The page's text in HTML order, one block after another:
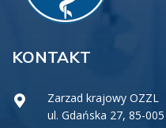
KONTAKT
Zarzad krajowy OZZL
ul. Gdańska 27, 85-